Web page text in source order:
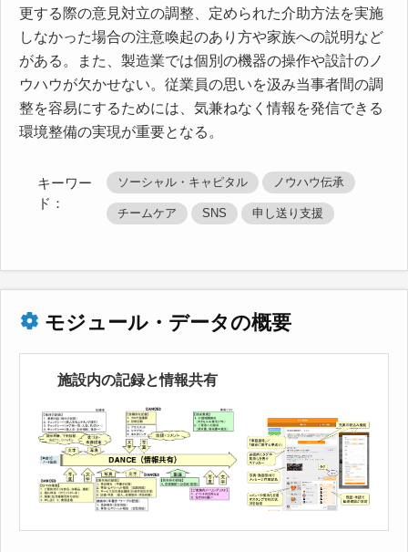
更する際の意見対立の調整、定められた介助方法を実施
しなかった場合の注意喚起のあり方や家族への説明など
がある。また、製造業では個別の機器の操作や設計のノ
ウハウが欠かせない。従業員の思いを汲み当事者間の調
整を容易にするためには、気兼ねなく情報を発信できる
環境整備の実現が重要となる。
キーワー
ド：
ソーシャル・キャピタル ノウハウ伝承
チームケア SNS 申し送り支援​
モジュール・データの概要
施設内の記録と情報共有